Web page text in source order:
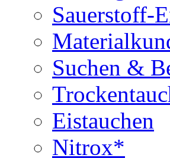
Sauerstoff-
Suchen &
Eistauchen
Nitrox*